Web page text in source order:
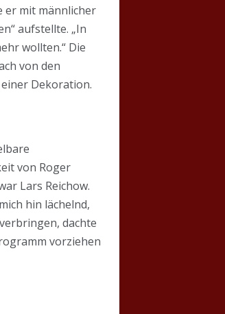
er mit männlicher
aufstellte. „In
wollten.“ Die
von den
Dekoration.
von Roger
Lars Reichow.
hin lächelnd,
dachte
vorziehen